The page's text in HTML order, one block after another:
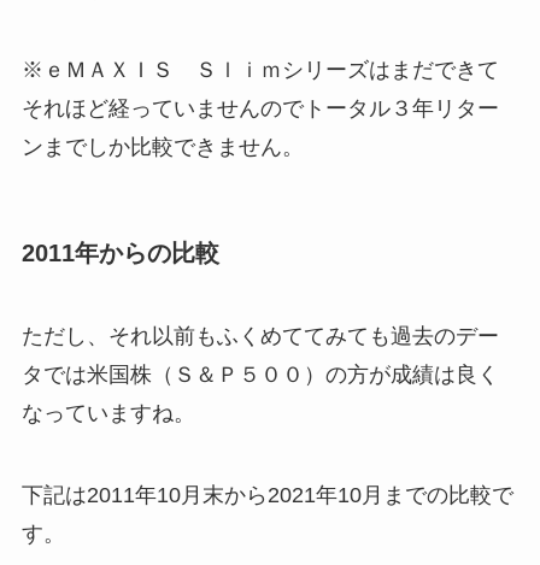
※ｅＭＡＸＩＳ Ｓｌｉｍシリーズはまだできて
それほど経っていませんのでトータル３年リター
ンまでしか比較できません。
2011年からの比較
ただし、それ以前もふくめててみても過去のデー
タでは米国株（Ｓ＆Ｐ５００）の方が成績は良く
なっていますね。
下記は2011年10月末から2021年10月までの比較で
す。